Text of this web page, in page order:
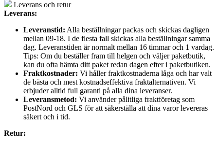
Leverans och retur
Leverans:
Leveranstid: Alla beställningar packas och skickas dagligen
mellan 09-18. I de flesta fall skickas alla beställningar samma
dag. Leveranstiden är normalt mellan 16 timmar och 1 vardag.
Tips: Om du beställer fram till helgen och väljer paketbutik,
kan du ofta hämta ditt paket redan dagen efter i paketbutiken.
Fraktkostnader: Vi håller fraktkostnaderna låga och har valt
de bästa och mest kostnadseffektiva fraktalternativen. Vi
erbjuder alltid full garanti på alla dina leveranser.
Leveransmetod: Vi använder pålitliga fraktföretag som
PostNord och GLS för att säkerställa att dina varor levereras
säkert och i tid.
Retur: